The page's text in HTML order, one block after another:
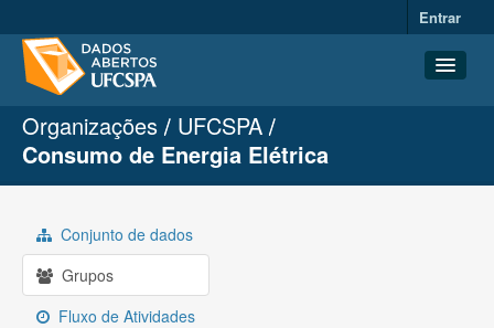
Entrar
Conjuntos de dados
Organizações
Sobre
Organizações
UFCSPA
Consumo de Energia Elétrica
Conjunto de dados
Grupos
Fluxo de Atividades